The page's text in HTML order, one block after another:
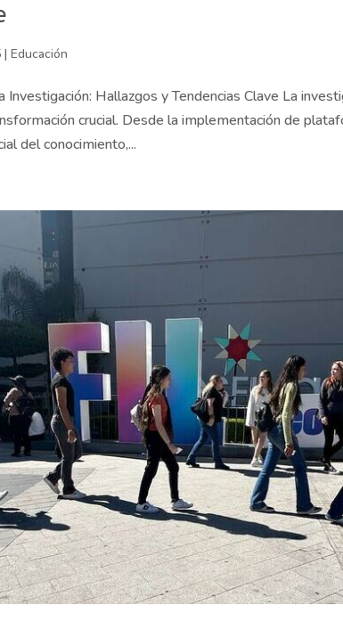
|Educación
Hallazgos y Tendencias Clave La
crucial. Desde la implementación de
del conocimiento,...